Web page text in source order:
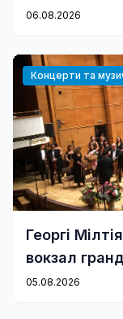
виставкою
06.08.2026
Концерти та
Георгі
вокзал
Symphonie"
05.08.2026